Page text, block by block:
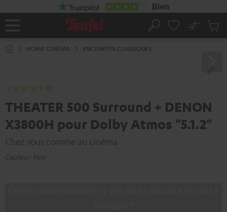
Page
Rechercher
No
HOME CINÉMA ENCEINTES CLASSIQUES
(7)
THEATER 500 Surround + DENON
X3800H pour Dolby Atmos "5.1.2"
Chez vous comme au cinéma
Couleur: Noir